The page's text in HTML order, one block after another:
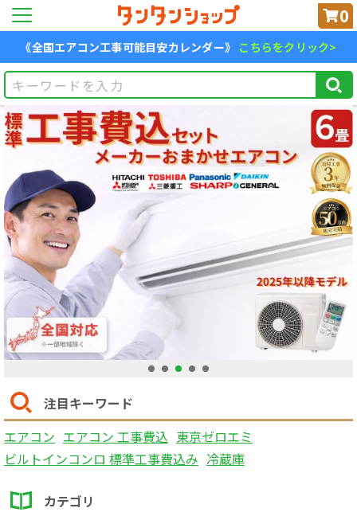
0
《全国エアコン工事可能目安カレンダー》 こちらをクリック>
1 2 3 4 5
注目キーワード
エアコン エアコン 工事費込 東京ゼロエミ
ビルトインコンロ 標準工事費込み 冷蔵庫
カテゴリ